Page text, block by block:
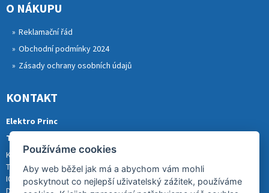
O NÁKUPU
Reklamační řád
Obchodní podmínky 2024
Zásady ochrany osobních údajů
KONTAKT
Elektro Princ
Tomáš Princ
Krkonošská 290, 46841 TANVALD
Tel.: 773 880 988
IČ: 01153731
DIČ: CZ8007202522
Používáme cookies
Aby web běžel jak má a abychom vám mohli
poskytnout co nejlepší uživatelský zážitek, používáme